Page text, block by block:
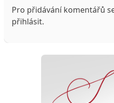
Pro přidávání komentářů
přihlásit.